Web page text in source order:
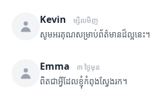
Kevin ម្សិលមិញ
សូមអរគុណសម្រាប់ព័ត៌មានដ៏ល្អនេះ។
Emma ៣ ថ្ងៃមុន
ពិតជាអ្វីដែលខ្ញុំកំពុងស្វែងរក។